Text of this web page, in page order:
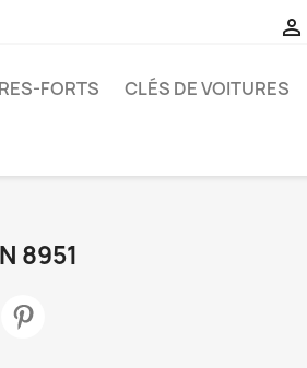

FORTS CLÉS DE VOITURES
8951